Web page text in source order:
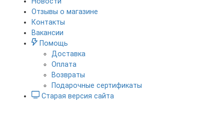
Отзывы о магазине
Контакты
Вакансии
Помощь
Доставка
Оплата
Возвраты
Подарочные сертификаты
Старая версия сайта